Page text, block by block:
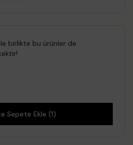
birlikte bu ürünler de
Sepete Ekle (1)